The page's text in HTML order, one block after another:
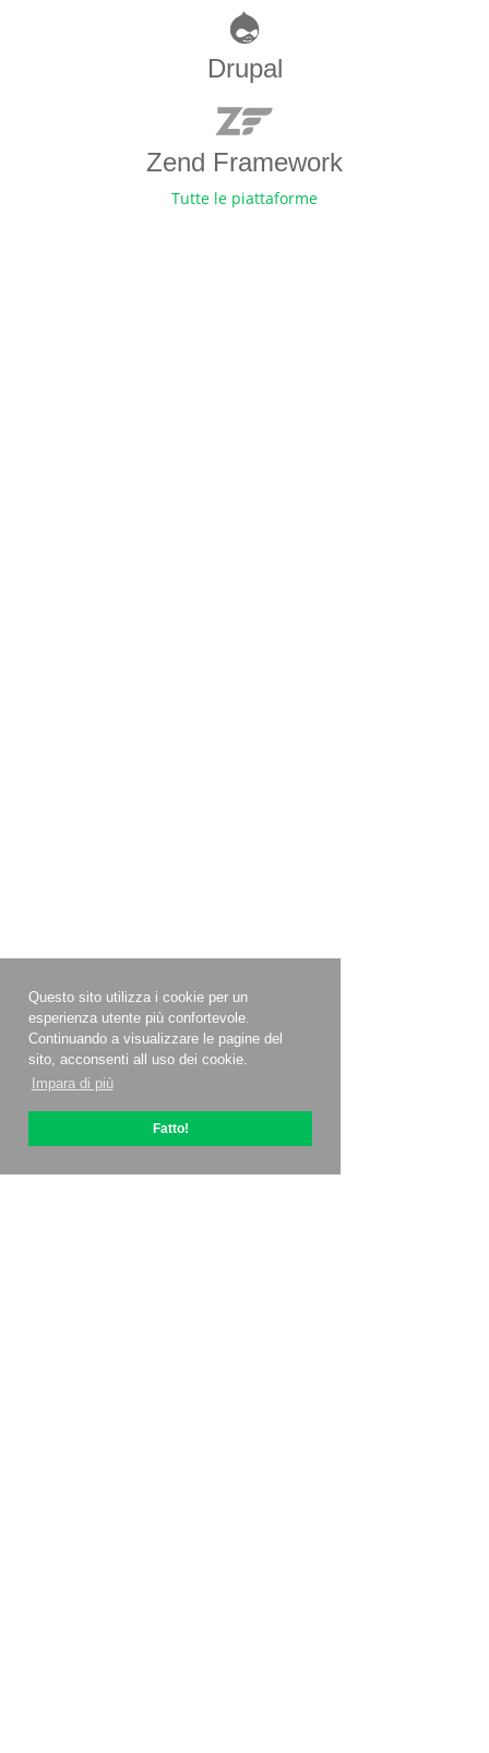
Questo sito utilizza i cookie per un
esperienza utente più confortevole.
Continuando a visualizzare le pagine del
sito, acconsenti all uso dei cookie.
Impara di più
Fatto!
Drupal
Zend Framework
Tutte le piattaforme